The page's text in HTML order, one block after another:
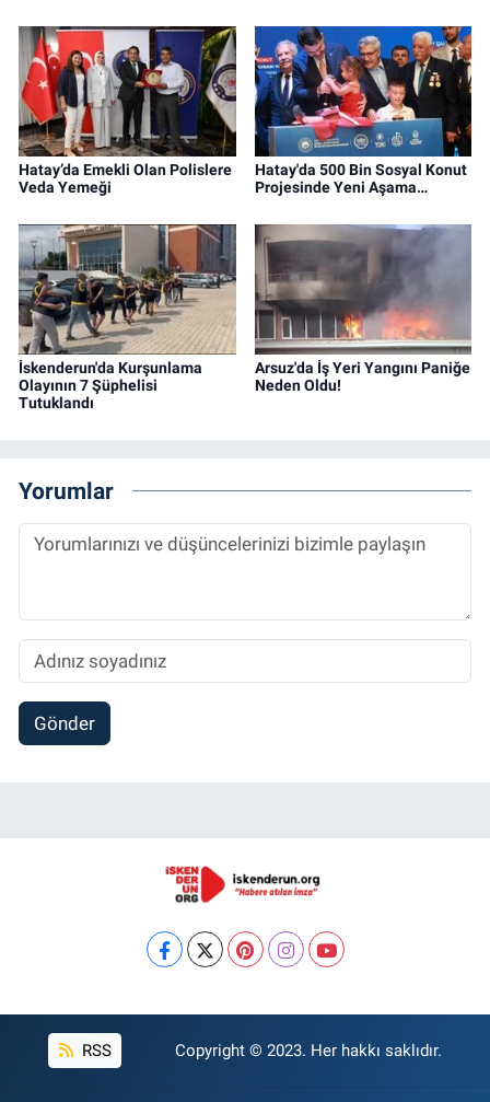
Hatay’da Emekli Olan Polislere
Veda Yemeği
Hatay'da 500 Bin Sosyal Konut
Projesinde Yeni Aşama…
İskenderun'da Kurşunlama
Olayının 7 Şüphelisi
Tutuklandı
Arsuz'da İş Yeri Yangını Paniğe
Neden Oldu!
Yorumlar
Gönder
RSS Copyright © 2023. Her hakkı saklıdır.